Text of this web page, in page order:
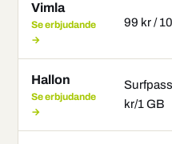
Vimla
Se erbjudande
→
99 kr /
Hallon
Se erbjudande
→
kr/1 GB